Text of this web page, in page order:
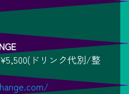
ドリンク代別/整